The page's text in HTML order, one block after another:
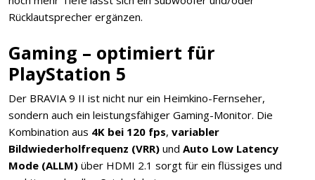
Rücklautsprecher ergänzen.
Gaming – optimiert für
PlayStation 5
Der BRAVIA 9 II ist nicht nur ein Heimkino-Fernseher,
sondern auch ein leistungsfähiger Gaming-Monitor. Die
Kombination aus 4K bei 120 fps, variabler
Bildwiederholfrequenz (VRR) und Auto Low Latency
Mode (ALLM) über HDMI 2.1 sorgt für ein flüssiges und